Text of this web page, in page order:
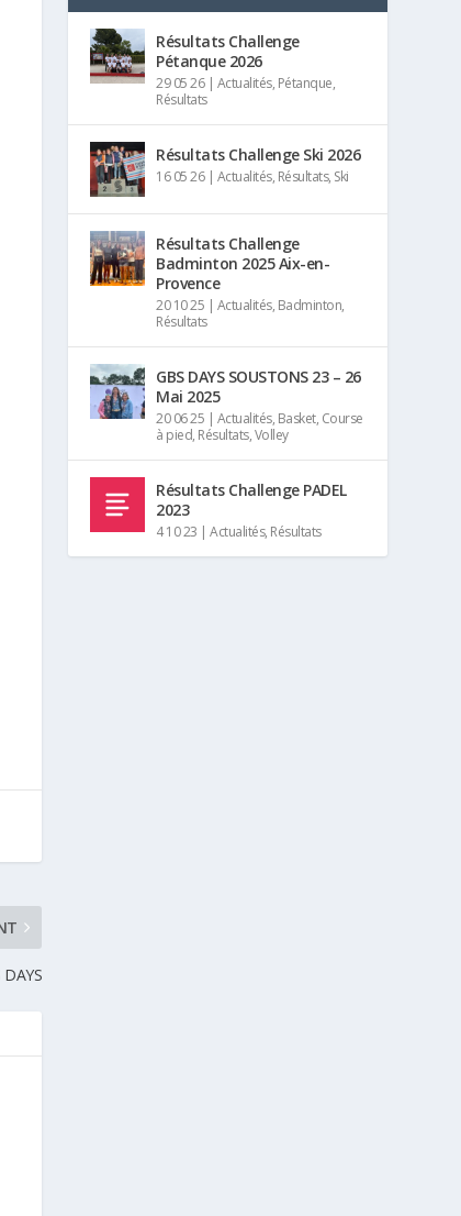
DAYS
Résultats Challenge
Pétanque 2026
29 05 26| Actualités, Pétanque,
Résultats
Résultats Challenge Ski 2026
16 05 26| Actualités, Résultats, Ski
Résultats Challenge
Badminton 2025 Aix-en-
Provence
20 10 25 | Actualités, Badminton,
Résultats
GBS DAYS SOUSTONS 23 – 26
Mai 2025
20 06 25 | Actualités, Basket, Course
à pied, Résultats,Volley
Résultats Challenge PADEL
2023
4 10 23 |Actualités, Résultats